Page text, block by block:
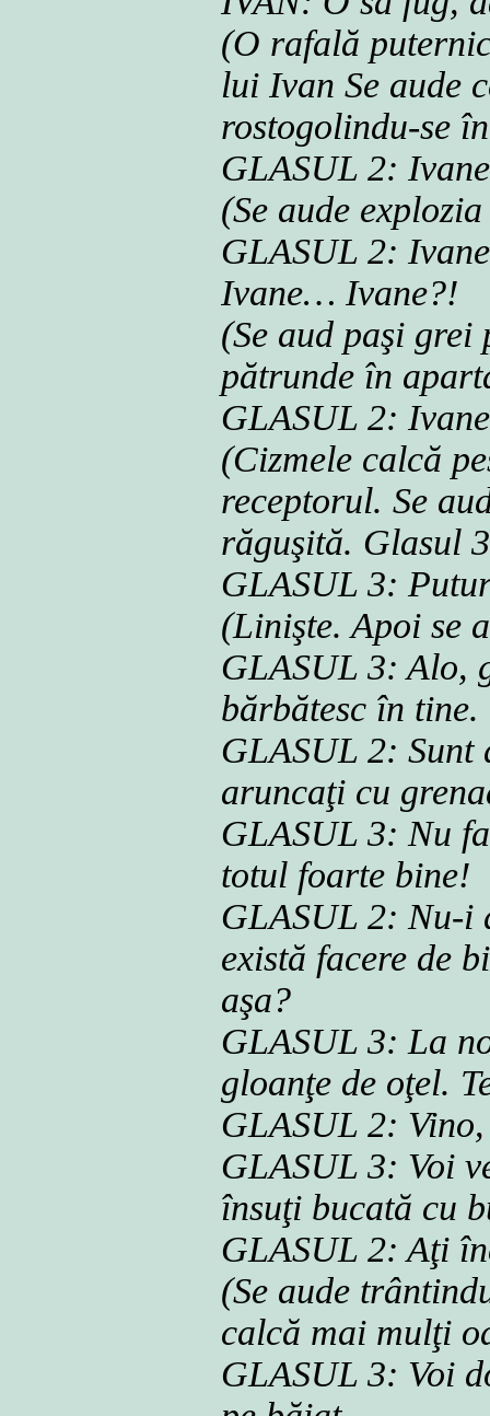
(O rafală
lui Ivan Se aude
rostogolindu-se
GLASUL 2:
(Se aude
GLASUL 2:
Ivane… Ivane?!
(Se aud paşi grei
pătrunde în
GLASUL 2:
(Cizmele calcă
receptorul. Se
răguşită. Glasul
GLASUL 3:
(Linişte. Apoi se
GLASUL 3: Alo,
bărbătesc în tine.
GLASUL 2: Sunt
aruncaţi cu
GLASUL 3: Nu
totul foarte bine!
GLASUL 2: Nu-i
există facere de
aşa?
GLASUL 3: La
gloanţe de oţel.
GLASUL 2:
GLASUL 3: Voi
însuţi bucată cu
GLASUL 2: Aţi
(Se aude
calcă mai mulţi
GLASUL 3: Voi